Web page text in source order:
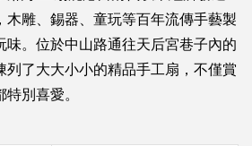
木雕、錫器、童玩等百年流傳手藝製
味。位於中山路通往天后宮巷子內的
列了大大小小的精品手工扇，不僅賞
別喜愛。